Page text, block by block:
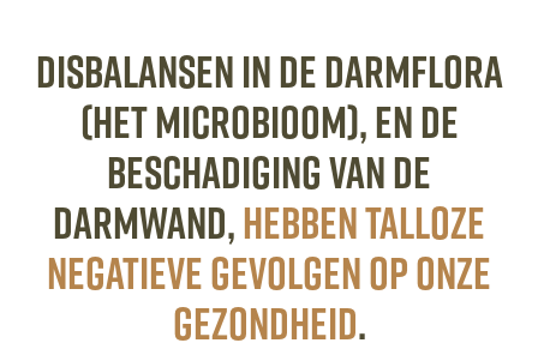
Disbalansen in de darmflora
(het microbioom), en de
beschadiging van de
darmwand,hebben talloze
negatieve gevolgen op onze
gezondheid.